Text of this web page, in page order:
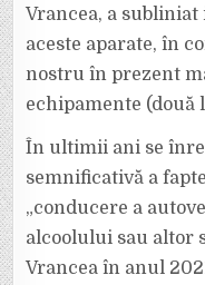
Vrancea, a
aceste aparate, în
nostru în prezent
echipamente (două
În ultimii ani se
semnificativă a
„conducere a
alcoolului sau altor
Vrancea în anul